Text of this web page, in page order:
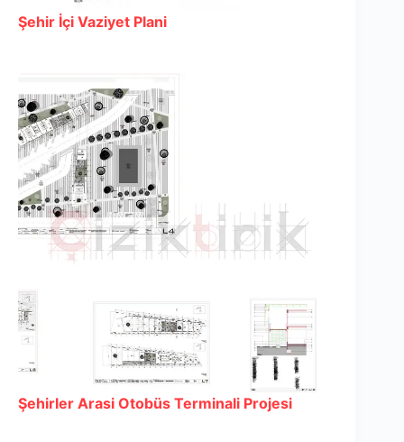
Şehir İçi Vaziyet Plani
Şehirler Arasi Otobüs Terminali Projesi